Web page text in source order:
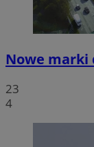
Nowe marki
23
4